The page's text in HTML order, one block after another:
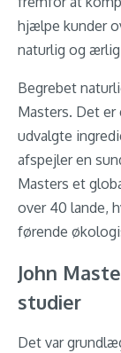
hjælpe kunder
naturlig og
Begrebet
Masters. Det
udvalgte
afspejler en
Masters et
over 40 lande,
førende
John
studier
Det var